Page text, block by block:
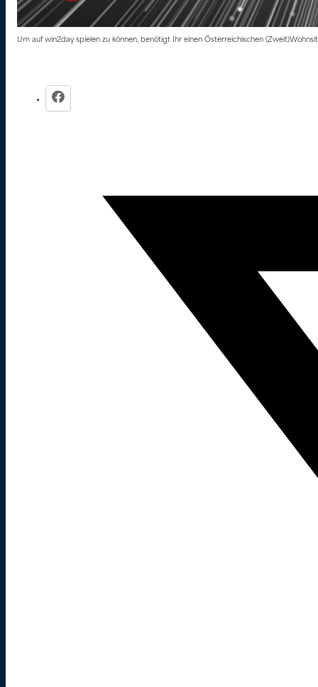
Um auf win2day spielen zu können, benötigt Ihr einen Österreichischen